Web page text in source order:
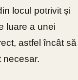
locul potrivit și
luare a unei
astfel încât să
necesar.